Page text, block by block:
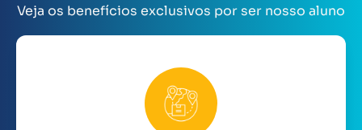
Veja os benefícios exclusivos por ser nosso aluno